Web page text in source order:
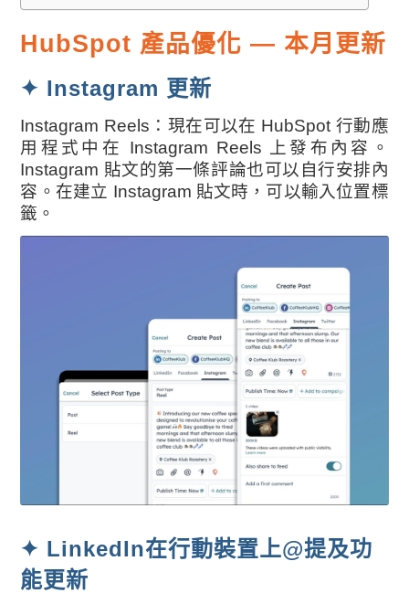
HubSpot 產品優化 — 本月更新
✦ Instagram 更新
Instagram Reels：現在可以在 HubSpot 行動應
用程式中在 Instagram Reels 上發布內容。
Instagram 貼文的第一條評論也可以自行安排內
容。在建立 Instagram 貼文時，可以輸入位置標
籤。
✦ LinkedIn在行動裝置上@提及功
能更新